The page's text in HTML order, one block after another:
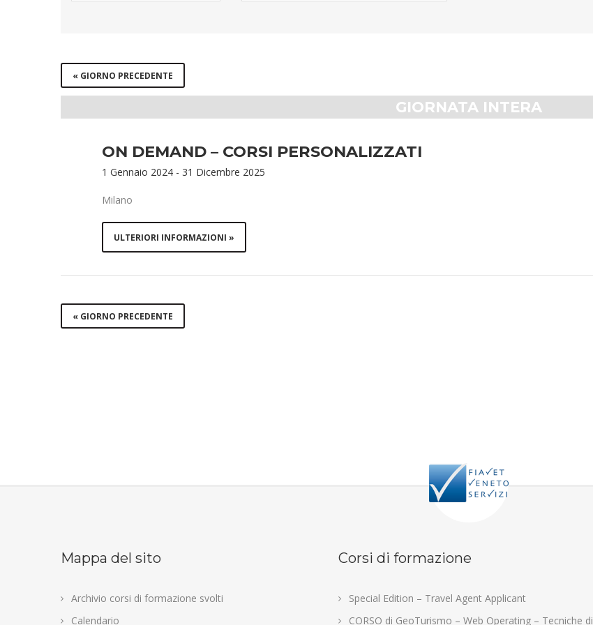
and
Navigation
« GIORNO PRECEDENTE
GIORNATA INTERA
ON DEMAND – CORSI PERSONALIZZATI
1 Gennaio 2024- 31 Dicembre 2025
Milano
ULTERIORI INFORMAZIONI »
« GIORNO PRECEDENTE
Mappa del sito
Archivio corsi di formazione svolti
Calendario
Corsi di formazione
Special Edition – Travel Agent Applicant
CORSO di GeoTurismo – Web Operating – Tecniche di